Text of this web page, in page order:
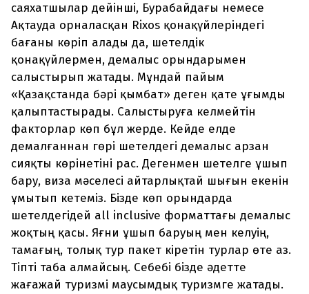
саяхатшылар дейінші, Бурабайдағы немесе
Ақтауда орналасқан Rixos қонақүйлеріндегі
бағаны көріп алады да, шетелдік
қонақүйлермен, демалыс орындарымен
салыстырып жатады. Мұндай пайым
«Қазақстанда бәрі қымбат» деген қате ұғымды
қалыптастырады. Салыстыруға келмейтін
факторлар көп бұл жерде. Кейде елде
демалғаннан гөрі шетелдегі демалыс арзан
сияқты көрінетіні рас. Дегенмен шетелге ұшып
бару, виза мәселесі айтарлықтай шығын екенін
ұмытып кетеміз. Бізде көп орындарда
шетелдегідей all inclusive форматтағы демалыс
жоқтың қасы. Яғни ұшып баруың мен келуің,
тамағың, толық тур пакет кіретін турлар өте аз.
Тіпті таба алмайсың. Себебі бізде әдетте
жағажай туризмі маусымдық туризмге жатады.